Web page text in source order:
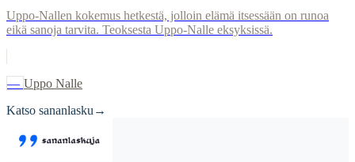
Uppo-Nallen kokemus hetkestä, jolloin elämä itsessään on runoa
eikä sanoja tarvita. Teoksesta Uppo-Nalle eksyksissä.
— Uppo Nalle
Katso sananlasku →